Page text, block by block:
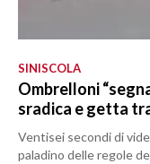
SINISCOLA
Ombrelloni
sradica e getta
Ventisei secondi di
paladino delle regole